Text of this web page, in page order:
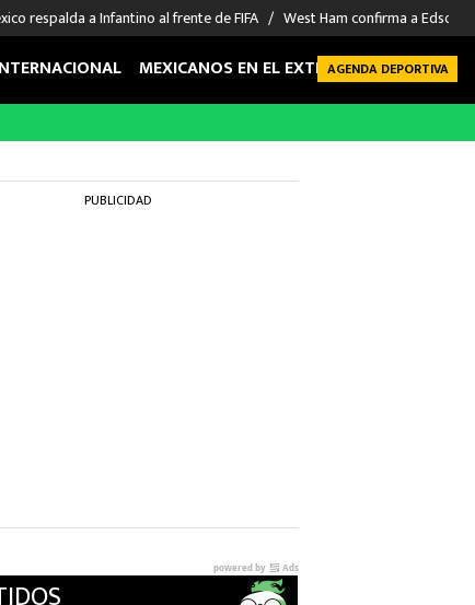
respalda a Infantino al frente de FIFA West Ham confirma a Edson
MEXICANOS EN EL EXTRANJERO FUTBOL
AGENDA DEPORTIVA
PUBLICIDAD